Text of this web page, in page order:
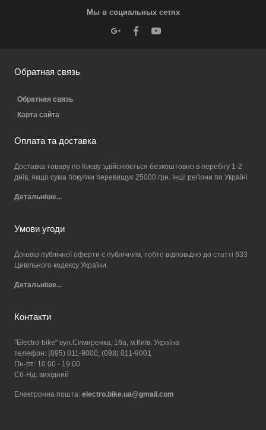
Мы в социальных сетях
Обратная связь
Обратная связь
Карта сайта
Оплата та доставка
Доставка товару по Києву здійснюється безкоштовно в перебігу 1-2
днів, якщо сума покупки перевищує 25000 грн. Інші регіони по Україні
Детальніше...
Умови угоди
Договір публічної оферти є публічним, тобто відповідно до статті 633
Цивільного кодексу України.
Детальніше...
Контакти
"Electro-bike" вул.Симиренка, 16а, м.Київ, Україна
телефон: (095) 011-9000, (098) 011-9001
Пн-пт: 10.00 - 19.00
Сб-Нд: вихідний
Електронна пошта: electro.bike.ua@gmail.com